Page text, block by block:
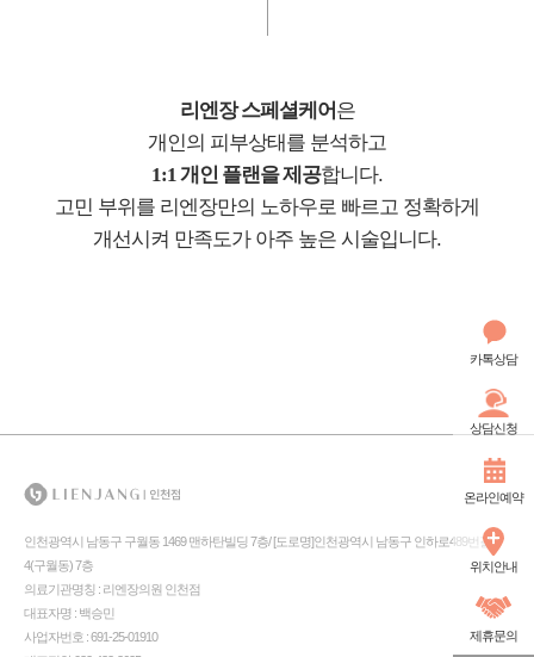
카톡상담
상담신청
온라인예약
위치안내
제휴문의
리엔장 스페셜케어 은
개인의 피부상태를 분석하고
1:1 개인 플랜을 제공합니다.
고민 부위를 리엔장만의 노하우로 빠르고 정확하게
개선시켜 만족도가 아주 높은 시술입니다.
인천광역시 남동구 구월동 1469 맨하탄빌딩 7층/ [도로명]인천광역시 남동구 인하로489번길
4(구월동) 7층
의료기관명칭 : 리엔장의원 인천점
대표자명 : 백승민
사업자번호 : 691-25-01910